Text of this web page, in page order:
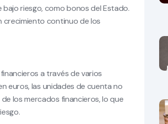
riesgo, como bonos del Estado.
crecimiento continuo de los
a través de varios
euros, las unidades de cuenta no
los mercados financieros, lo que